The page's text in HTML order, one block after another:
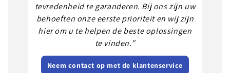
tevredenheid te garanderen. Bij ons zijn uw
behoeften onze eerste prioriteit en wij zijn
hier om u te helpen de beste oplossingen
te vinden."
Neem contact op met de klantenservice